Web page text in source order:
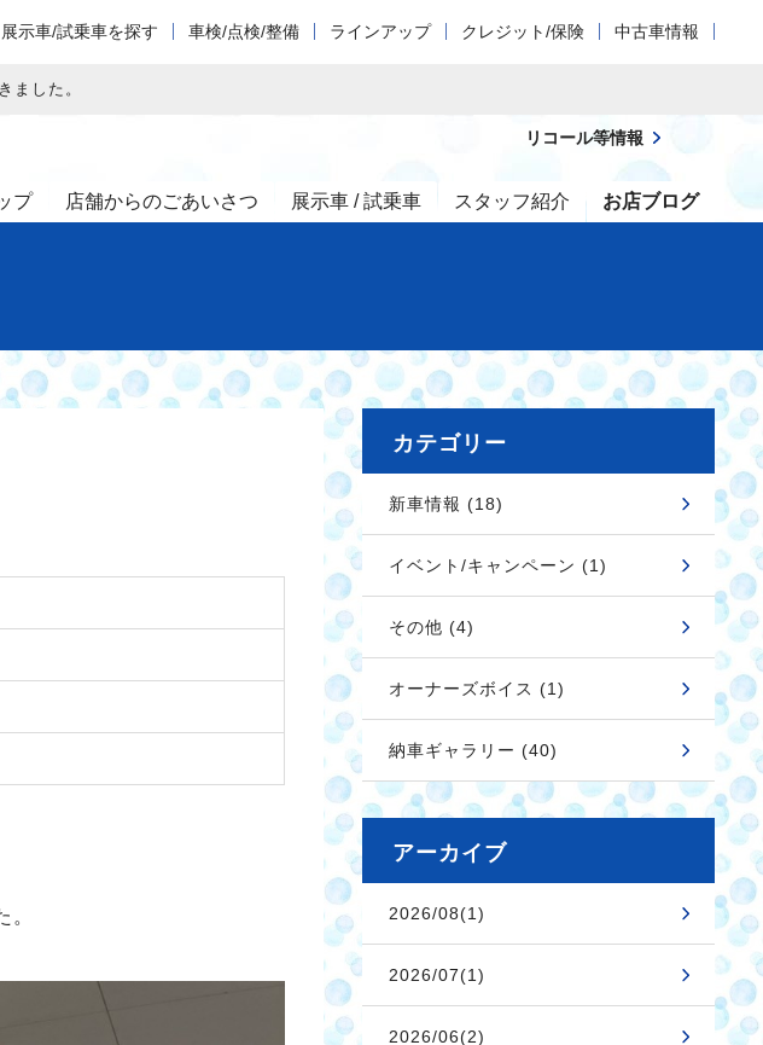
展示車/試乗車を探す 車検/点検/整備 ラインアップ クレジット/保険 中古車情報
ました。
プ 店舗からのごあいさつ 展示車 / 試乗車 スタッフ紹介 お店ブログ
リコール等情報
カテゴリー
新車情報 (18)
イベント/キャンペーン (1)
その他 (4)
オーナーズボイス (1)
納車ギャラリー (40)
アーカイブ
2026/08(1)
2026/07(1)
2026/06(2)